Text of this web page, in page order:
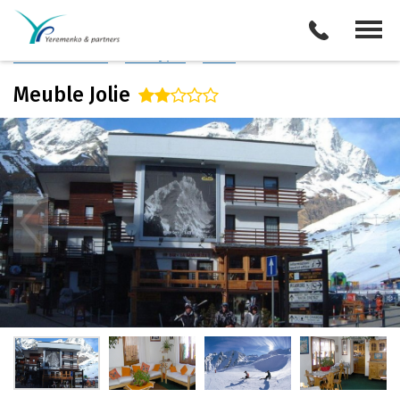
Италия
Описание отеля
Meuble Jolie